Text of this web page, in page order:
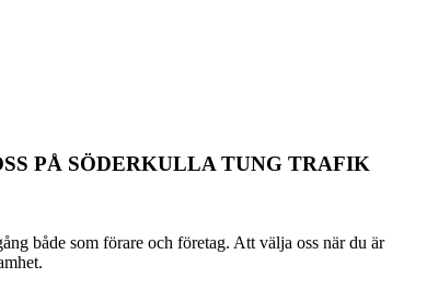
PÅ SÖDERKULLA TUNG TRAFIK
både som förare och företag. Att välja oss när du är